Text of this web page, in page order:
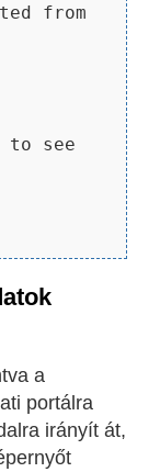
from
to see
a
portálra
irányít át,